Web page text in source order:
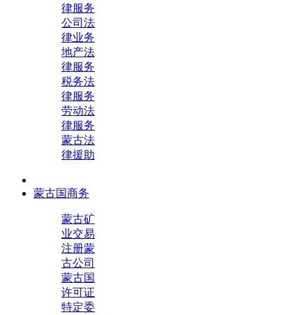
律服务
公司法
律业务
地产法
律服务
税务法
律服务
劳动法
律服务
蒙古法
律援助
蒙古国商务
蒙古矿
业交易
注册蒙
古公司
蒙古国
许可证
特定委